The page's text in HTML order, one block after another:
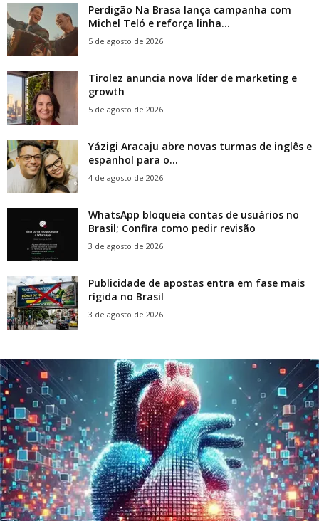
Perdigão Na Brasa lança campanha com
Michel Teló e reforça linha...
5 de agosto de 2026
Tirolez anuncia nova líder de marketing e
growth
5 de agosto de 2026
Yázigi Aracaju abre novas turmas de inglês e
espanhol para o...
4 de agosto de 2026
WhatsApp bloqueia contas de usuários no
Brasil; Confira como pedir revisão
3 de agosto de 2026
Publicidade de apostas entra em fase mais
rígida no Brasil
3 de agosto de 2026